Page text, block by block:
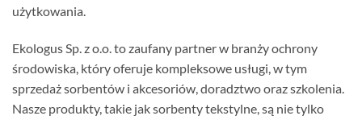
użytkowania.
Ekologus Sp. z o.o. to zaufany partner w branży ochrony
środowiska, który oferuje kompleksowe usługi, w tym
sprzedaż sorbentów i akcesoriów, doradztwo oraz szkolenia.
Nasze produkty, takie jak sorbenty tekstylne, są nie tylko